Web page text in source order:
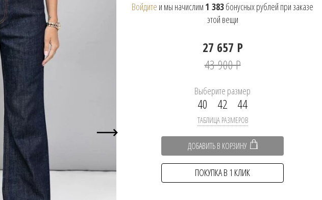
Войдите и мы начислим 1 383бонусных рублей при заказе
этой вещи
27 657 Р
43 900 Р
Выберите размер
40 42 44
ТАБЛИЦА РАЗМЕРОВ
ДОБАВИТЬ В КОРЗИНУ
ПОКУПКА В 1 КЛИК